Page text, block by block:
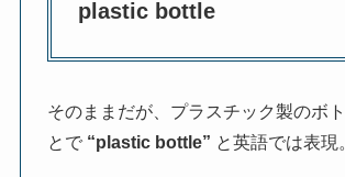
plastic bottle
そのままだが、プラスチック製のボ
とで “plastic bottle” と英語では表現